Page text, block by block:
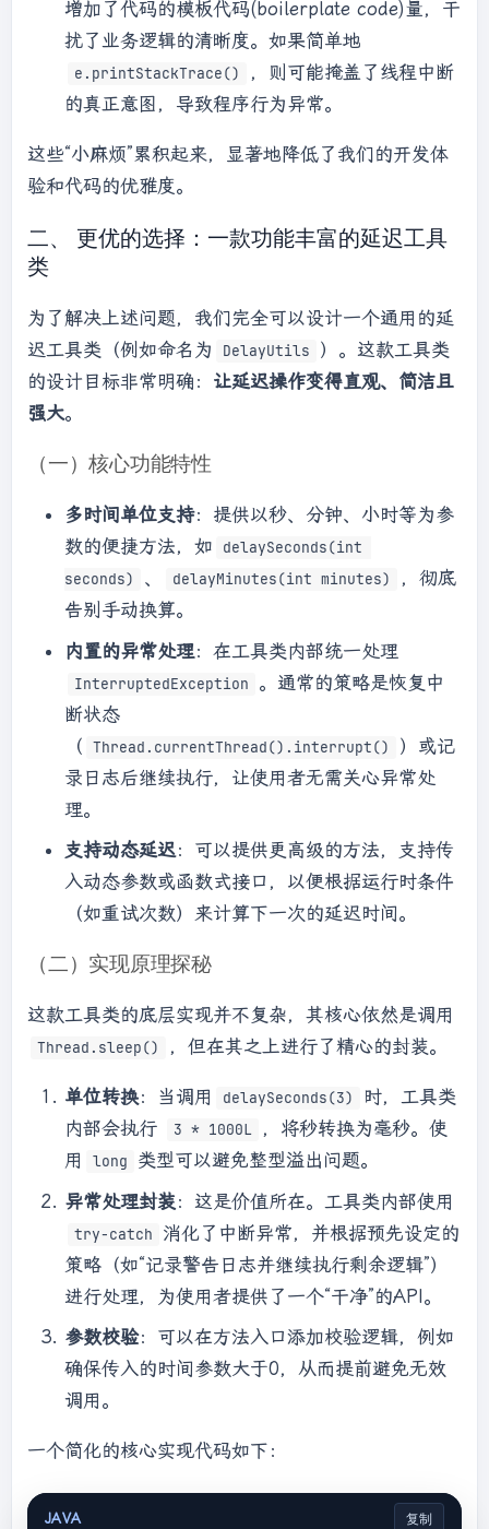
增加了代码的模板代码(boilerplate code)量，干
扰了业务逻辑的清晰度。如果简单地
e.printStackTrace()
，则可能掩盖了线程中断
的真正意图，导致程序行为异常。
这些“小麻烦”累积起来，显著地降低了我们的开发体
验和代码的优雅度。
二、 更优的选择：一款功能丰富的延迟工具
类
为了解决上述问题，我们完全可以设计一个通用的延
迟工具类（例如命名为
DelayUtils
）。这款工具类
的设计目标非常明确： 让延迟操作变得直观、简洁且
强大。
（一）核心功能特性
多时间单位支持：提供以秒、分钟、小时等为参
数的便捷方法，如
delaySeconds(int
seconds)
、 delayMinutes(int minutes)
，彻底
告别手动换算。
内置的异常处理 ：在工具类内部统一处理
InterruptedException
。通常的策略是恢复中
断状态
（ Thread.currentThread().interrupt()
）或记
录日志后继续执行，让使用者无需关心异常处
理。
支持动态延迟：可以提供更高级的方法，支持传
入动态参数或函数式接口，以便根据运行时条件
（如重试次数）来计算下一次的延迟时间。
（二）实现原理探秘
这款工具类的底层实现并不复杂，其核心依然是调用
Thread.sleep() ，但在其之上进行了精心的封装。
单位转换：当调用 delaySeconds(3)
时，工具类
内部会执行
3 * 1000L
，将秒转换为毫秒。使
用
long
类型可以避免整型溢出问题。
异常处理封装 ：这是价值所在。工具类内部使用
try-catch
消化了中断异常，并根据预先设定的
策略（如“记录警告日志并继续执行剩余逻辑”）
进行处理，为使用者提供了一个“干净”的API。
参数校验：可以在方法入口添加校验逻辑，例如
确保传入的时间参数大于0，从而提前避免无效
调用。
一个简化的核心实现代码如下：
JAVA 复制